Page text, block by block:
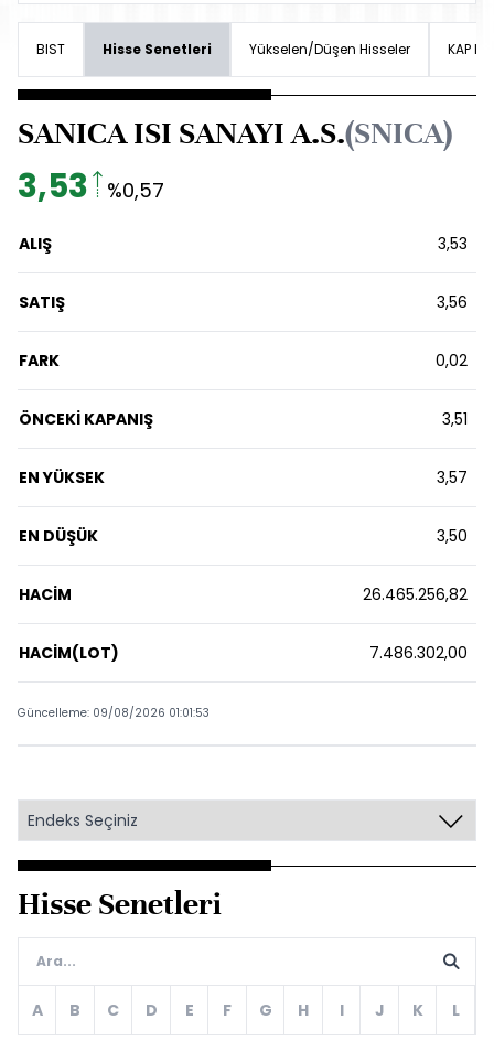
BIST Hisse Senetleri Yükselen/Düşen Hisseler KAP
SANICA ISI SANAYI A.S.(SNICA)
3,53 %0,57
ALIŞ 3,53
SATIŞ 3,56
FARK 0,02
ÖNCEKİ KAPANIŞ 3,51
EN YÜKSEK 3,57
EN DÜŞÜK 3,50
HACİM 26.465.256,82
HACİM(LOT) 7.486.302,00
Güncelleme: 09/08/2026 01:01:53
Hisse Senetleri
A B C D E F G H I J K L